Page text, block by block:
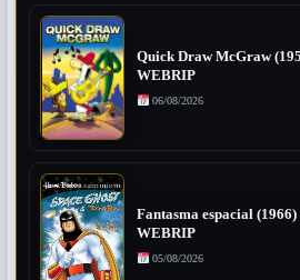
Quick Draw McGraw
WEBRIP
06/08/2026
Fantasma espacial
WEBRIP
05/08/2026